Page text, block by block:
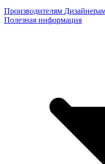
Производителям
Полезная информация